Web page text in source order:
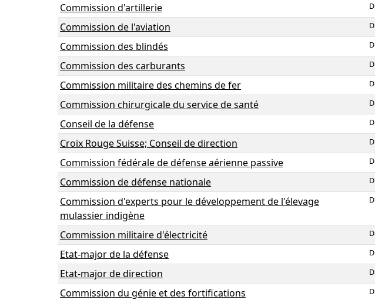
Commission d'artillerie
Commission de l'aviation
Commission des blindés
Commission des carburants
Commission militaire des chemins de fer
Commission chirurgicale du service de santé
Conseil de la défense
Croix Rouge Suisse; Conseil de direction
Commission fédérale de défense aérienne passive
Commission de défense nationale
Commission d'experts pour le développement de l'élevage
mulassier indigène
Commission militaire d'électricité
Etat-major de la défense
Etat-major de direction
Commission du génie et des fortifications